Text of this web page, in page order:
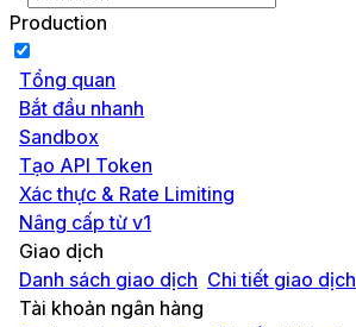
Production
Tổng quan
Bắt đầu nhanh
Sandbox
Tạo API Token
Xác thực & Rate Limiting
Nâng cấp từ v1
Giao dịch
Danh sách giao dịch Chi tiết giao dịch
Tài khoản ngân hàng